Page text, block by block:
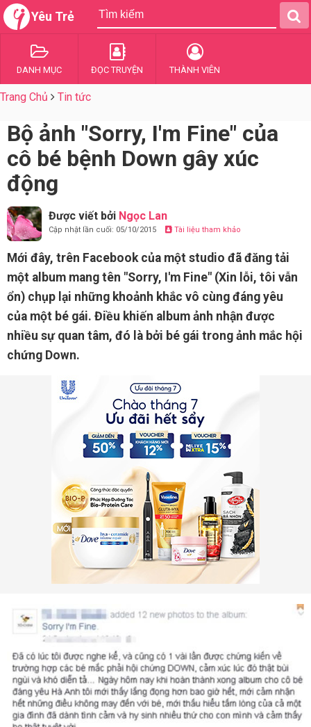
Yêu Trẻ
DANH MỤC ĐỌC TRUYỆN THÀNH VIÊN
Trang Chủ Tin tức
Bộ ảnh "Sorry, I'm Fine" của
cô bé bệnh Down gây xúc
động
Được viết bởi Ngọc Lan
Cập nhật lần cuối: 05/10/2015 Tài liệu tham khảo
Mới đây, trên Facebook của một studio đã đăng tải
một album mang tên "Sorry, I'm Fine" (Xin lỗi, tôi vẫn
ổn) chụp lại những khoảnh khắc vô cùng đáng yêu
của một bé gái. Điều khiến album ảnh nhận được
nhiều sự quan tâm, đó là bởi bé gái trong ảnh mắc hội
chứng Down.